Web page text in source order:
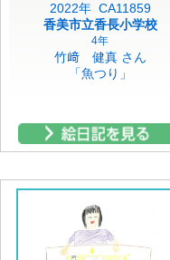
2022年 CA11859
香美市立香長小学校
4年
竹﨑 健真 さん
「魚つり」